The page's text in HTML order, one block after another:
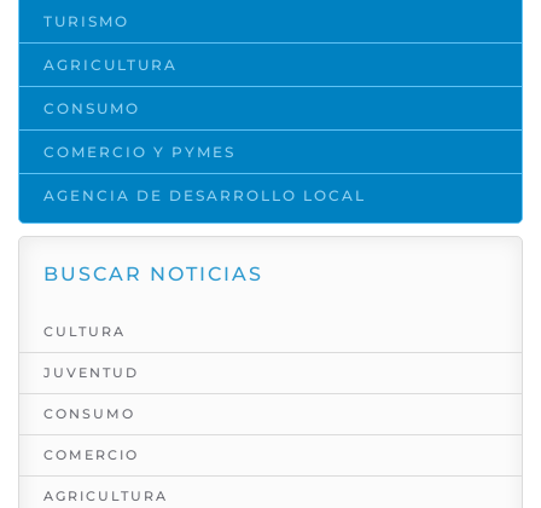
TURISMO
AGRICULTURA
CONSUMO
COMERCIO Y PYMES
AGENCIA DE DESARROLLO LOCAL
BUSCAR NOTICIAS
CULTURA
JUVENTUD
CONSUMO
COMERCIO
AGRICULTURA